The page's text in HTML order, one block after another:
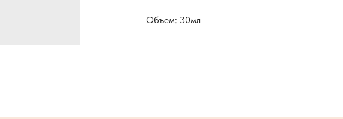
Объем: 30мл